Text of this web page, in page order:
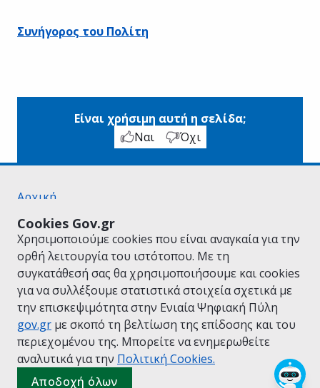
Cookies Gov.gr
Χρησιμοποιούμε cookies που είναι αναγκαία για την
ορθή λειτουργία του ιστότοπου. Με τη
συγκατάθεσή σας θα χρησιμοποιήσουμε και cookies
για να συλλέξουμε στατιστικά στοιχεία σχετικά με
την επισκεψιμότητα στην Ενιαία Ψηφιακή Πύλη
gov.gr με σκοπό τη βελτίωση της επίδοσης και του
περιεχομένου της. Μπορείτε να ενημερωθείτε
αναλυτικά για την Πολιτική Cookies.
Αποδοχή όλων
Συνήγορος του Πολίτη
Είναι χρήσιμη αυτή η σελίδα;
Ναι
Όχι
Αρχική
Όροι Χρήσης
Πολιτική Απορρήτου
Δήλωση προσβασιμότητας
Πολιτική cookies
Προτάσεις για το gov.gr
Υλοποίηση από το Υπουργείο Ψηφιακής
Διακυβέρνησης
Ελληνικά | Αγγλικά